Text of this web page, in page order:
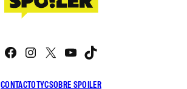
CONTACTOTYCSOBRE SPOILER
Facebook
Instagram
X YouTube